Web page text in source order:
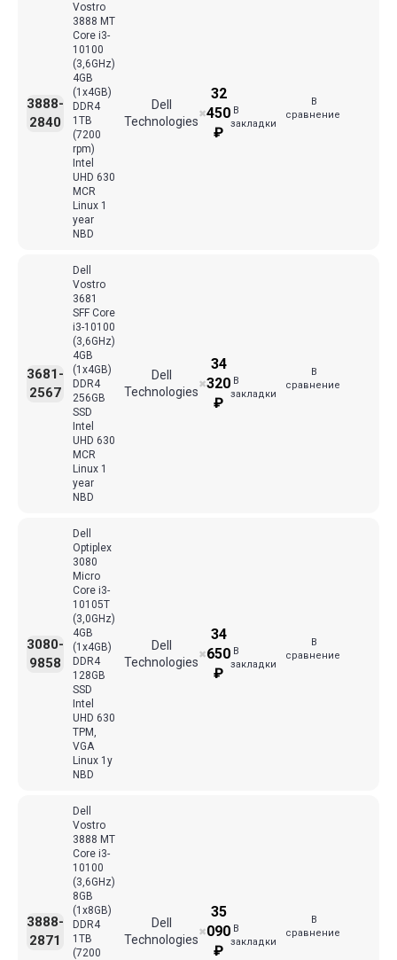
Vostro
3888 MT
Core i3-
10100
(3,6GHz)
4GB
(1x4GB)
DDR4
1TB
(7200
rpm)
Intel
UHD 630
MCR
Linux 1
year
NBD
Dell
Technologies
3888-
2840
✖
32
450
₽
В
закладки
В
сравнение
Dell
Vostro
3681
SFF Core
i3-10100
(3,6GHz)
4GB
(1x4GB)
DDR4
256GB
SSD
Intel
UHD 630
MCR
Linux 1
year
NBD
Dell
Technologies
3681-
2567
✖
34
320
₽
В
закладки
В
сравнение
Dell
Optiplex
3080
Micro
Core i3-
10105T
(3,0GHz)
4GB
(1x4GB)
DDR4
128GB
SSD
Intel
UHD 630
TPM,
VGA
Linux 1y
NBD
Dell
Technologies
3080-
9858
✖
34
650
₽
В
закладки
В
сравнение
Dell
Vostro
3888 MT
Core i3-
10100
(3,6GHz)
8GB
(1x8GB)
DDR4
1TB
(7200
Dell
Technologies
3888-
2871
✖
35
090
₽
В
закладки
В
сравнение